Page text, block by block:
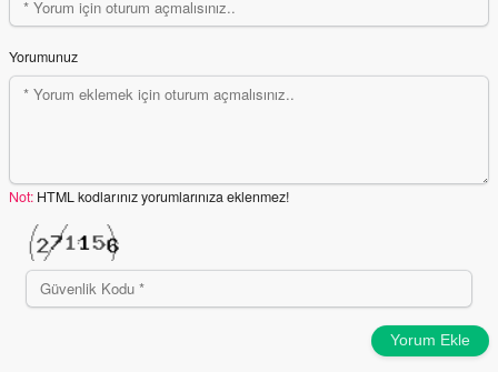
Yorumunuz
Not: HTML kodlarınız yorumlarınıza eklenmez!
Yorum Ekle